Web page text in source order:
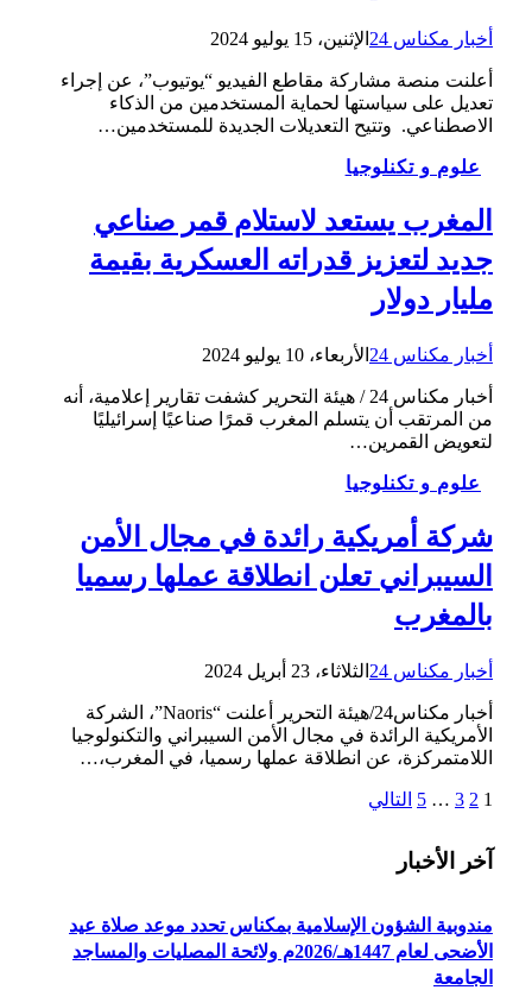
أخبار مكناس 24 الإثنين، 15 يوليو 2024
أعلنت منصة مشاركة مقاطع الفيديو “يوتيوب”، عن إجراء
تعديل على سياستها لحماية المستخدمين من الذكاء
الاصطناعي. وتتيح التعديلات الجديدة للمستخدمين…
علوم و تكنلوجيا
المغرب يستعد لاستلام قمر صناعي
جديد لتعزيز قدراته العسكرية بقيمة
مليار دولار
أخبار مكناس 24 الأربعاء، 10 يوليو 2024
أخبار مكناس 24 / هيئة التحرير كشفت تقارير إعلامية، أنه
من المرتقب أن يتسلم المغرب قمرًا صناعيًا إسرائيليًا
لتعويض القمرين…
علوم و تكنلوجيا
شركة أمريكية رائدة في مجال الأمن
السيبراني تعلن انطلاقة عملها رسميا
بالمغرب
أخبار مكناس 24 الثلاثاء، 23 أبريل 2024
أخبار مكناس24/هيئة التحرير أعلنت “Naoris”، الشركة
الأمريكية الرائدة في مجال الأمن السيبراني والتكنولوجيا
اللامتمركزة، عن انطلاقة عملها رسميا، في المغرب،…
1
2
3
…
5 التالي
آخر الأخبار
مندوبية الشؤون الإسلامية بمكناس تحدد موعد صلاة عيد
الأضحى لعام 1447هـ/2026م ولائحة المصليات والمساجد
الجامعة